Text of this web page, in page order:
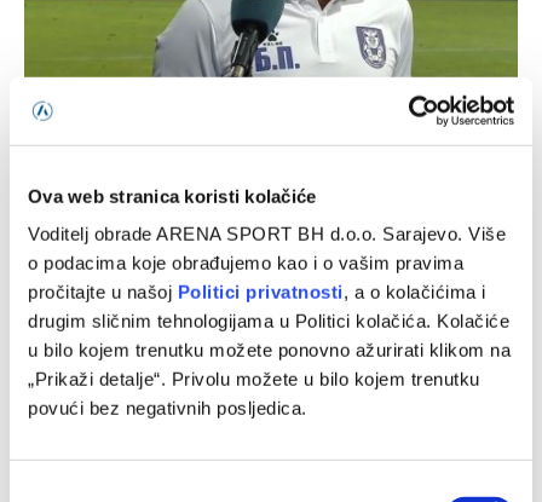
Ova web stranica koristi kolačiće
Voditelj obrade ARENA SPORT BH d.o.o. Sarajevo. Više
o podacima koje obrađujemo kao i o vašim pravima
pročitajte u našoj Politici privatnosti, a o kolačićima i
drugim sličnim tehnologijama u Politici kolačića. Kolačiće
u bilo kojem trenutku možete ponovno ažurirati klikom na
„Prikaži detalje“. Privolu možete u bilo kojem trenutku
povući bez negativnih posljedica.
Puzigaća: Drago mi je što moji igrači nisu podlegli
atmosferi